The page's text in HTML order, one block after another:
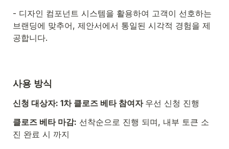
- 디자인 컴포넌트 시스템을 활용하여 고객이 선호하는
브랜딩에 맞추어, 제안서에서 통일된 시각적 경험을 제
공합니다.
사용 방식
신청 대상자: 1차 클로즈 베타 참여자 우선 신청 진행
클로즈 베타 마감: 선착순으로 진행 되며, 내부 토큰 소
진 완료 시 까지